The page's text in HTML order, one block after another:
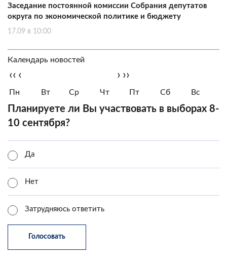
Заседание постоянной комиссии Собрания депутатов
округа по экономической политике и бюджету
17.09 в 10:00
Календарь новостей
‹‹ ‹ › ››
Пн Вт Ср Чт Пт Сб Вс
Планируете ли Вы участвовать в выборах 8-
10 сентября?
Да
Нет
Затрудняюсь ответить